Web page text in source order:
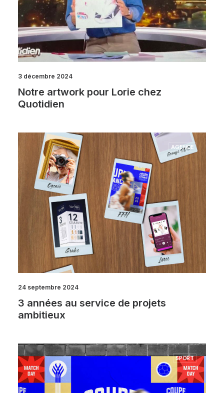
3 décembre 2024
Notre artwork pour Lorie chez
Quotidien
AGENCE
24 septembre 2024
3 années au service de projets
ambitieux
SPORT